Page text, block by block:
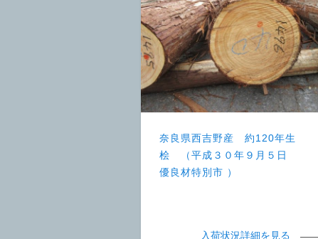
奈良県西吉野産 約120年生
桧 （平成３０年９月５日
優良材特別市 ）